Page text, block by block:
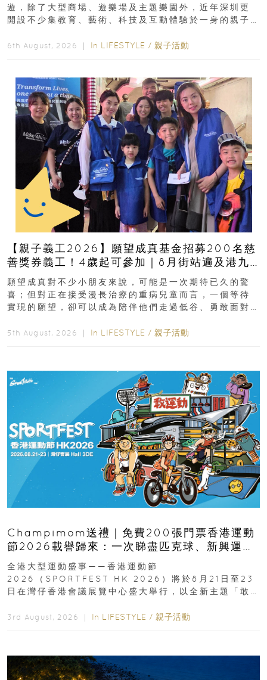
遊，除了大型商場、遊樂場及主題樂園外，近年深圳更
開設不少集教育、藝術、科技及互動體驗於一身的親子
6th August, 2026 ｜ In LIFESTYLE / 親子活動
【親子義工2026】願望成真基金招募200名慈
善獎券義工！4歲起可參加｜8月街站遍及港九
新界
願望成真對不少小朋友來說，可能是一次期待已久的驚
喜；但對正在接受漫長治療的重病兒童而言，一個等待
實現的願望，卻可以成為陪伴他們走過低谷、勇敢面對
5th August, 2026 ｜ In LIFESTYLE / 親子活動
Champimom送禮｜免費200張門票香港運動
節2026載譽歸來：一次睇盡匹克球、新興運
動、街舞比賽＋逾百運動品牌展覽
全港大型運動盛事——香港運動節
2026（SPORTFEST HK 2026）將於8月21日至23
日在灣仔香港會議展覽中心盛大舉行，以全新主題「敢
3rd August, 2026 ｜ In LIFESTYLE / 親子活動